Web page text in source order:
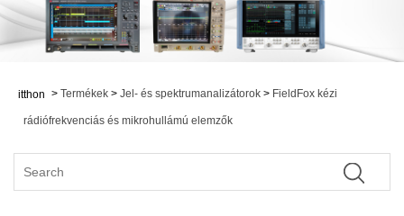
itthon > Termékek > Jel- és spektrumanalizátorok > FieldFox kézi
rádiófrekvenciás és mikrohullámú elemzők